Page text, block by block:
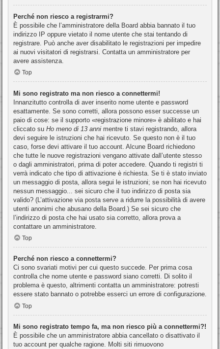
Perché non riesco a registrarmi?
È possibile che l’amministratore della Board abbia bannato il tuo
indirizzo IP oppure vietato il nome utente che stai tentando di
registrare. Può anche aver disabilitato le registrazioni per impedire
ai nuovi visitatori di registrarsi. Contatta un amministratore per
avere assistenza.
Top
Mi sono registrato ma non riesco a connettermi!
Innanzitutto controlla di aver inserito nome utente e password
esattamente. Se sono corretti, allora possono esser successe un
paio di cose: se il supporto «registrazione minore» è abilitato e hai
cliccato su Ho meno di 13 anni mentre ti stavi registrando, allora
devi seguire le istruzioni che hai ricevuto. Se questo non è il tuo
caso, forse devi attivare il tuo account. Alcune Board richiedono
che tutte le nuove registrazioni vengano attivate dall’utente stesso
o dagli amministratori, prima di poter accedere. Quando ti registri ti
verrà indicato che tipo di attivazione è richiesta. Se ti è stato inviato
un messaggio di posta, allora segui le istruzioni; se non hai ricevuto
nessun messaggio... sei sicuro che il tuo indirizzo di posta sia
valido? (L’attivazione via posta serve a ridurre la possibilità di avere
utenti anonimi che abusano della Board.) Se sei sicuro che
l’indirizzo di posta che hai usato sia corretto, allora prova a
contattare un amministratore.
Top
Perché non riesco a connettermi?
Ci sono svariati motivi per cui questo succede. Per prima cosa
controlla che nome utente e password siano corretti. Di solito il
problema è questo, altrimenti contatta un amministratore: potresti
essere stato bannato o potrebbe esserci un errore di configurazione.
Top
Mi sono registrato tempo fa, ma non riesco più a connettermi?!
È possibile che un amministratore abbia cancellato o disattivato il
tuo account per qualche ragione. Molti siti rimuovono